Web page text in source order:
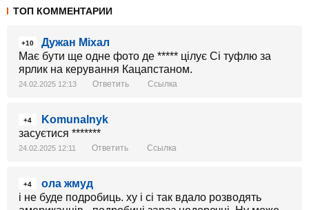
ТОП КОММЕНТАРИИ
+10
Дужан Міхал
Має бути ще одне фото де ***** цілує Сі туфлю за
ярлик на керування Кацапстаном.
24.02.2025 12:13 Ответить Ссылка
+4
Komunalnyk
засуєтися *******
24.02.2025 12:11 Ответить Ссылка
+4
ола жмуд
і не буде подробиць. ху і сі так вдало розводять